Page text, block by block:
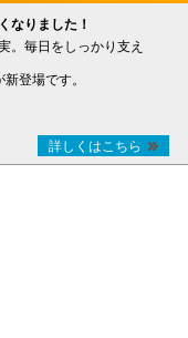
なりました！
。毎日をしっかり支え
登場です。
詳しくはこちら